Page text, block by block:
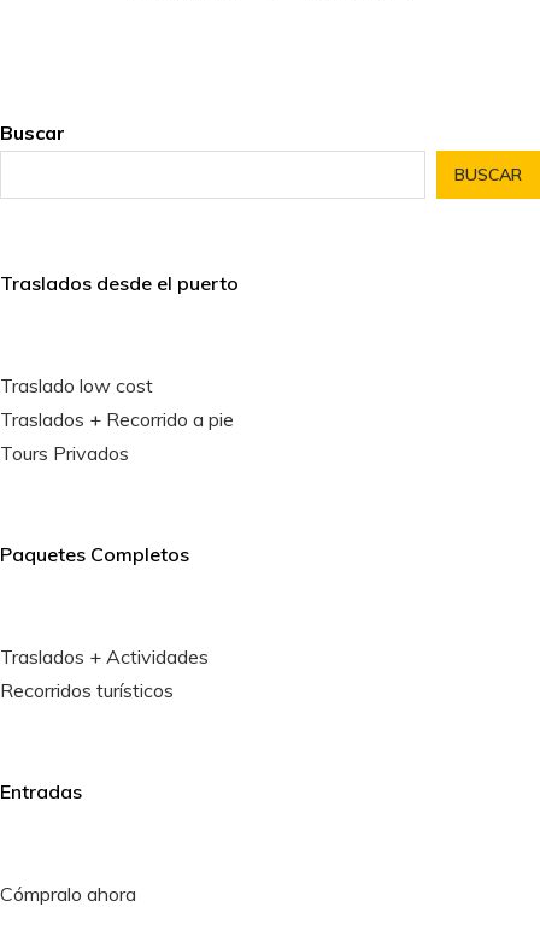
Buscar
BUSCAR
Traslados desde el puerto
Traslado low cost
Traslados + Recorrido a pie
Tours Privados
Paquetes Completos
Traslados + Actividades
Recorridos turísticos
Entradas
Cómpralo ahora